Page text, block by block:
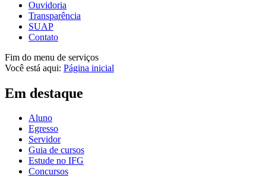
Ouvidoria
Transparência
SUAP
Contato
Fim do menu de serviços
Você está aqui: Página inicial
Em destaque
Aluno
Egresso
Servidor
Guia de cursos
Estude no IFG
Concursos